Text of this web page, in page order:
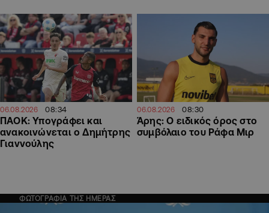
06.08.2026 08:34
ΠΑΟΚ: Υπογράφει και
ανακοινώνεται ο Δημήτρης
Γιαννούλης
06.08.2026 08:30
Άρης: Ο ειδικός όρος στο
συμβόλαιο του Ράφα Μιρ
ΦΩΤΟΓΡΑΦΙΑ ΤΗΣ ΗΜΕΡΑΣ